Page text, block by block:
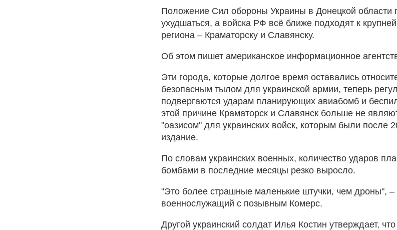
Положение Сил обороны Украины в Донецкой области
ухудшаться, а войска РФ всё ближе подходят к
региона – Краматорску и Славянску.
Об этом пишет американское информационное
Эти города, которые долгое время оставались
безопасным тылом для украинской армии, теперь
подвергаются ударам планирующих авиабомб и
этой причине Краматорск и Славянск больше не
"оазисом" для украинских войск, которым были после
издание.
По словам украинских военных, количество ударов
бомбами в последние месяцы резко выросло.
"Это более страшные маленькие штучки, чем дроны", –
военнослужащий с позывным Комерс.
Другой украинский солдат Илья Костин утверждает,